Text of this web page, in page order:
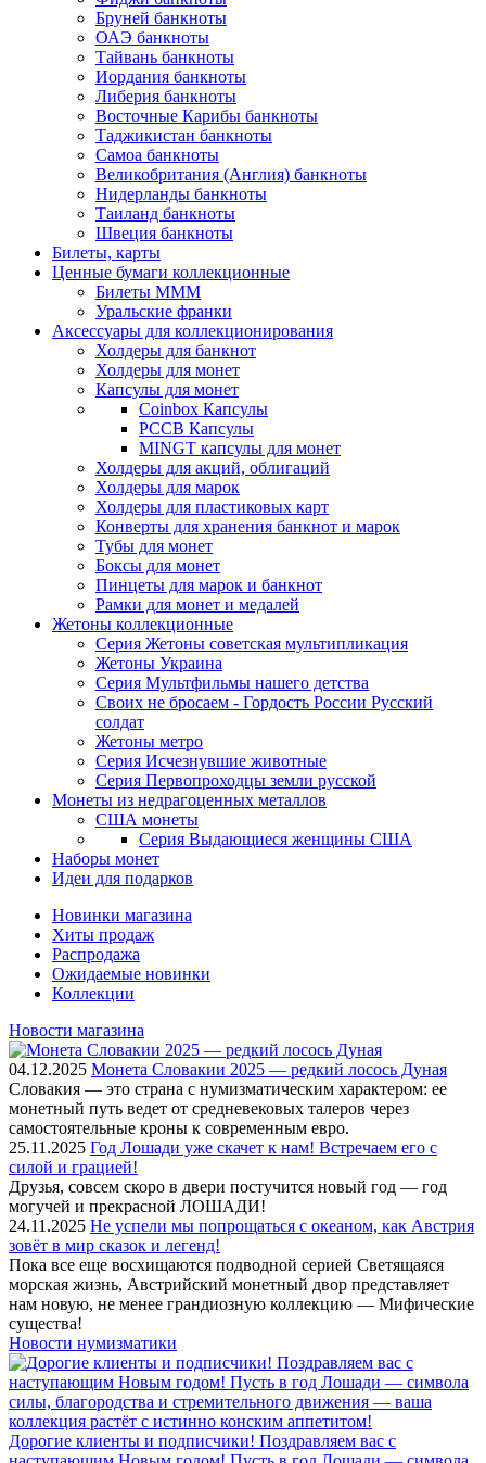
Бруней банкноты
ОАЭ банкноты
Тайвань банкноты
Иордания банкноты
Либерия банкноты
Восточные Карибы банкноты
Таджикистан банкноты
Самоа банкноты
Великобритания (Англия) банкноты
Нидерланды банкноты
Таиланд банкноты
Швеция банкноты
Билеты, карты
Ценные бумаги коллекционные
Билеты МММ
Уральские франки
Аксессуары для коллекционирования
Холдеры для банкнот
Холдеры для монет
Капсулы для монет
Coinbox Капсулы
РССВ Капсулы
MINGT капсулы для монет
Холдеры для акций, облигаций
Холдеры для марок
Холдеры для пластиковых карт
Конверты для хранения банкнот и марок
Тубы для монет
Боксы для монет
Пинцеты для марок и банкнот
Рамки для монет и медалей
Жетоны коллекционные
Серия Жетоны советская мультипликация
Жетоны Украина
Серия Мультфильмы нашего детства
Своих не бросаем - Гордость России Русский
солдат
Жетоны метро
Серия Исчезнувшие животные
Серия Первопроходцы земли русской
Монеты из недрагоценных металлов
США монеты
Серия Выдающиеся женщины США
Наборы монет
Идеи для подарков
Новинки магазина
Хиты продаж
Распродажа
Ожидаемые новинки
Коллекции
Новости магазина
04.12.2025 Монета Словакии 2025 — редкий лосось Дуная
Словакия — это страна с нумизматическим характером: ее
монетный путь ведет от средневековых талеров через
самостоятельные кроны к современным евро.
25.11.2025 Год Лошади уже скачет к нам! Встречаем его с
силой и грацией!
Друзья, совсем скоро в двери постучится новый год — год
могучей и прекрасной ЛОШАДИ!
24.11.2025 Не успели мы попрощаться с океаном, как Австрия
зовёт в мир сказок и легенд!
Пока все еще восхищаются подводной серией Светящаяся
морская жизнь, Австрийский монетный двор представляет
нам новую, не менее грандиозную коллекцию — Мифические
существа!
Новости нумизматики
Дорогие клиенты и подписчики! Поздравляем вас с